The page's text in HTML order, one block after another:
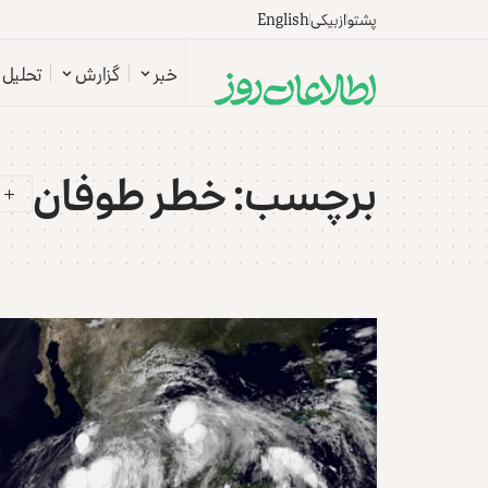
پشتوازبیکیEnglish
خبر گزارش تحلیل
برچسب:خطر طوفان